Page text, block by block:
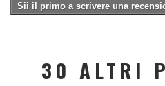
Sii il primo a scrivere una
30 ALTRI